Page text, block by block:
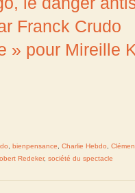
Franck Crudo
» pour Mireille
bienpensance Charlie Hebdo
Redeker, société du spectacle